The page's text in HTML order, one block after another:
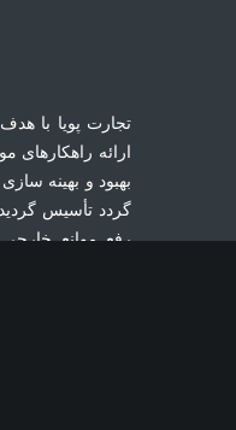
تجارت پویا با
ارائه راهکار‌های
بهبود و بهینه
گردد تأسیس
رفع موانع